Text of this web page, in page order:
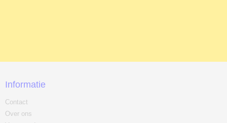
Informatie
Contact
Over ons